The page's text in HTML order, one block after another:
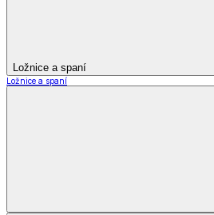
Ložnice a spaní
Ložnice a spaní